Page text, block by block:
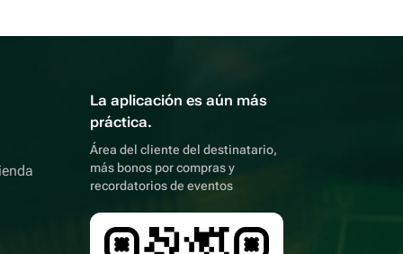
La aplicación es aún más
práctica.
Área del cliente del destinatario,
más bonos por compras y
recordatorios de eventos